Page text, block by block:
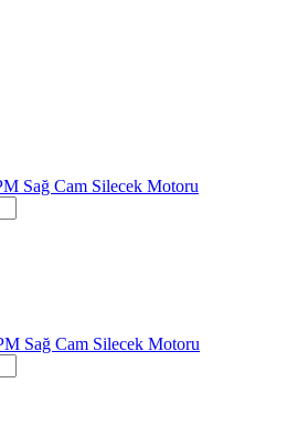
Sağ Cam Silecek Motoru
Sağ Cam Silecek Motoru